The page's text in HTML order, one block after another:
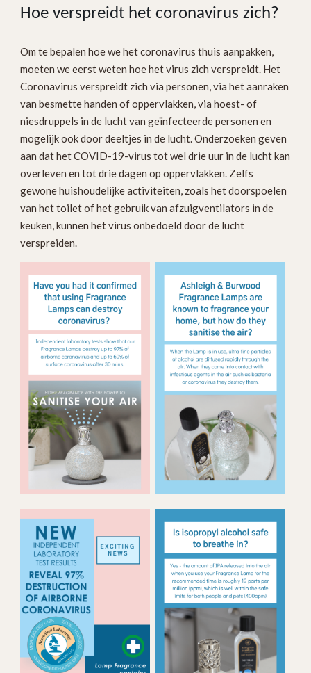
Hoe verspreidt het coronavirus zich?
Om te bepalen hoe we het coronavirus thuis aanpakken,
moeten we eerst weten hoe het virus zich verspreidt. Het
Coronavirus verspreidt zich via personen, via het aanraken
van besmette handen of oppervlakken, via hoest- of
niesdruppels in de lucht van geïnfecteerde personen en
mogelijk ook door deeltjes in de lucht. Onderzoeken geven
aan dat het COVID-19-virus tot wel drie uur in de lucht kan
overleven en tot drie dagen op oppervlakken. Zelfs
gewone huishoudelijke activiteiten, zoals het doorspoelen
van het toilet of het gebruik van afzuigventilators in de
keuken, kunnen het virus onbedoeld door de lucht
verspreiden.